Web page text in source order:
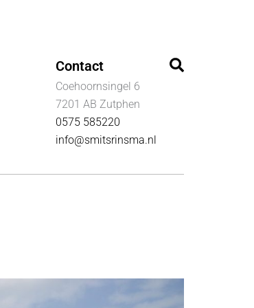
Contact
Coehoornsingel 6
7201 AB Zutphen
0575 585220
info@smitsrinsma.nl
Zoeken